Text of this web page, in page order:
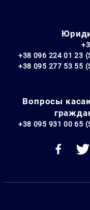
+38 096 224 01 23
+38 095 277 53 55
Вопросы
+38 095 931 00 65